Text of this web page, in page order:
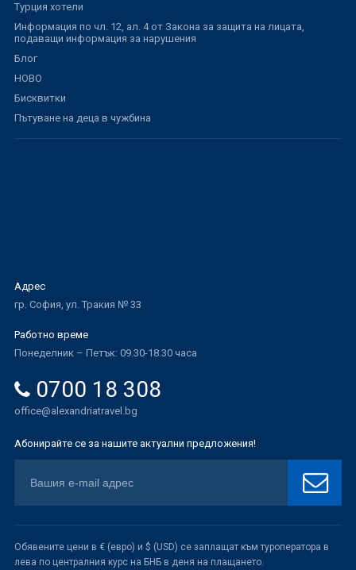
Турция хотели
Информация по чл. 12, ал. 4 от Закона за защита на лицата,
подаващи информация за нарушения
Блог
НОВО
Бисквитки
Пътуване на деца в чужбина
Адрес
гр. София, ул. Тракия № 33
Работно време
Понеделник – Петък: 09.30-18.30 часа
0700 18 308
office@alexandriatravel.bg
Абонирайте се за нашите актуални предложения!
Обявените цени в € (евро) и $ (USD) се заплащат към туроператора в
лева по централния курс на БНБ в деня на плащането.